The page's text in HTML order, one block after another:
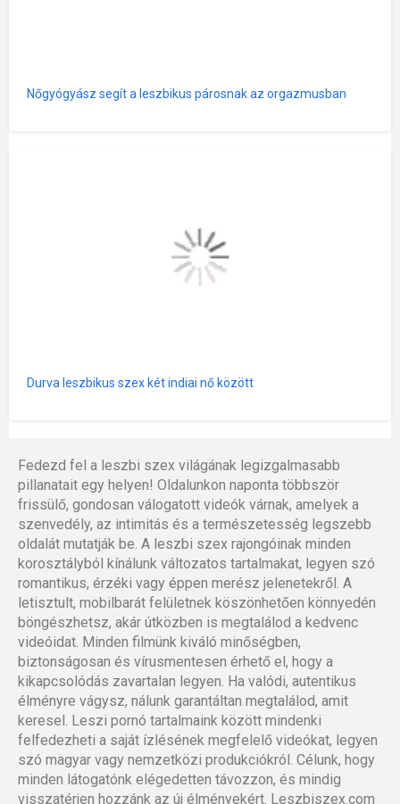
Nőgyógyász segít a leszbikus párosnak az orgazmusban
Durva leszbikus szex két indiai nő között
Fedezd fel a leszbi szex világának legizgalmasabb
pillanatait egy helyen! Oldalunkon naponta többször
frissülő, gondosan válogatott videók várnak, amelyek a
szenvedély, az intimitás és a természetesség legszebb
oldalát mutatják be. A leszbi szex rajongóinak minden
korosztályból kínálunk változatos tartalmakat, legyen szó
romantikus, érzéki vagy éppen merész jelenetekről. A
letisztult, mobilbarát felületnek köszönhetően könnyedén
böngészhetsz, akár útközben is megtalálod a kedvenc
videóidat. Minden filmünk kiváló minőségben,
biztonságosan és vírusmentesen érhető el, hogy a
kikapcsolódás zavartalan legyen. Ha valódi, autentikus
élményre vágysz, nálunk garantáltan megtalálod, amit
keresel. Leszi pornó tartalmaink között mindenki
felfedezheti a saját ízlésének megfelelő videókat, legyen
szó magyar vagy nemzetközi produkciókról. Célunk, hogy
minden látogatónk elégedetten távozzon, és mindig
visszatérjen hozzánk az új élményekért. Leszbiszex.com